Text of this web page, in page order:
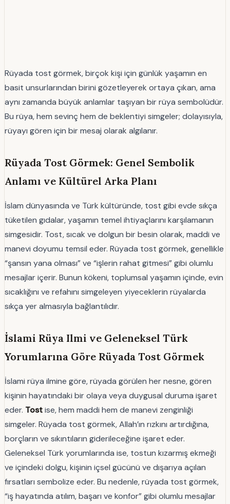
Rüyada tost görmek, birçok kişi için günlük yaşamın en
basit unsurlarından birini gözetleyerek ortaya çıkan, ama
aynı zamanda büyük anlamlar taşıyan bir rüya sembolüdür.
Bu rüya, hem sevinç hem de beklentiyi simgeler; dolayısıyla,
rüyayı gören için bir mesaj olarak algılanır.
Rüyada Tost Görmek: Genel Sembolik
Anlamı ve Kültürel Arka Planı
İslam dünyasında ve Türk kültüründe, tost gibi evde sıkça
tüketilen gıdalar, yaşamın temel ihtiyaçlarını karşılamanın
simgesidir. Tost, sıcak ve dolgun bir besin olarak, maddi ve
manevi doyumu temsil eder. Rüyada tost görmek, genellikle
“şansın yana olması” ve “işlerin rahat gitmesi” gibi olumlu
mesajlar içerir. Bunun kökeni, toplumsal yaşamın içinde, evin
sıcaklığını ve refahını simgeleyen yiyeceklerin rüyalarda
sıkça yer almasıyla bağlantılıdır.
İslami Rüya Ilmi ve Geleneksel Türk
Yorumlarına Göre Rüyada Tost Görmek
İslami rüya ilmine göre, rüyada görülen her nesne, gören
kişinin hayatındaki bir olaya veya duygusal duruma işaret
eder. Tostise, hem maddi hem de manevi zenginliği
simgeler. Rüyada tost görmek, Allah’ın rızkını artırdığına,
borçların ve sıkıntıların giderileceğine işaret eder.
Geleneksel Türk yorumlarında ise, tostun kızarmış ekmeği
ve içindeki dolgu, kişinin içsel gücünü ve dışarıya açılan
fırsatları sembolize eder. Bu nedenle, rüyada tost görmek,
“iş hayatında atılım, başarı ve konfor” gibi olumlu mesajlar